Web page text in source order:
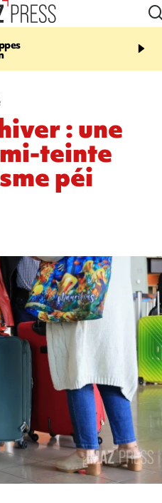
17:14
Quatre
européennes pour les
: une
teinte
péi